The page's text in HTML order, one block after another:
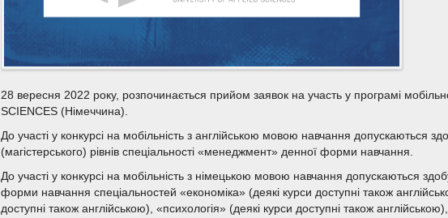
28 вересня 2022 року, розпочинається прийом заявок на участь у програмі
SCIENCES (Німеччина).
До участі у конкурсі на мобільність з англійською мовою навчання допускаються
(магістерського) рівнів спеціальності «менеджмент» денної форми навчання.
До участі у конкурсі на мобільність з німецькою мовою навчання допускаються
форми навчання спеціальностей «економіка» (деякі курси доступні також
доступні також англійською), «психологія» (деякі курси доступні також